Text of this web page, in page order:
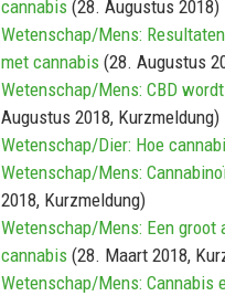
cannabis (28. Augustus 2018)
Wetenschap/Mens:
met cannabis (28. Augustus
Wetenschap/Mens: CBD
Augustus 2018, Kurzmeldung)
Wetenschap/Dier: Hoe
Wetenschap/Mens:
2018, Kurzmeldung)
Wetenschap/Mens: Een
cannabis (28. Maart 2018,
Wetenschap/Mens: